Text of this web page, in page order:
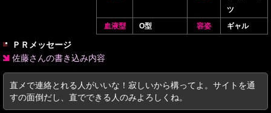
ツ
血液型
O型 容姿 ギャル
ＰＲメッセージ
佐藤さんの書き込み内容
直メで連絡とれる人がいいな！寂しいから構ってよ。サイトを通
すの面倒だし、直でできる人のみよろしくね。